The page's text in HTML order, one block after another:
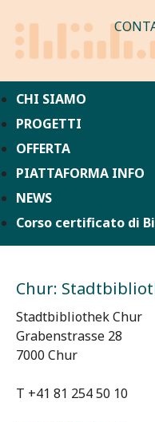
CHI SIAMO
PROGETTI
OFFERTA
PIATTAFORMA INFO
NEWS
Corso certificato di
Chur:
Stadtbibliothek Chur
Grabenstrasse 28
7000 Chur
T +41 81 254 50 10